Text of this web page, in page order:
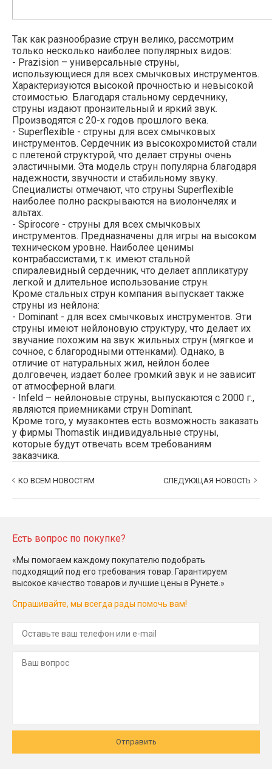
Так как разнообразие струн велико, рассмотрим
только несколько наиболее популярных видов:
- Prazision – универсальные струны,
использующиеся для всех смычковых инструментов.
Характеризуются высокой прочностью и невысокой
стоимостью. Благодаря стальному сердечнику,
струны издают пронзительный и яркий звук.
Производятся с 20-х годов прошлого века.
- Superflexible - струны для всех смычковых
инструментов. Сердечник из высокохромистой стали
с плетеной структурой, что делает струны очень
эластичными. Эта модель струн популярна благодаря
надежности, звучности и стабильному звуку.
Специалисты отмечают, что струны Superflexible
наиболее полно раскрываются на виолончелях и
альтах.
- Spirоcore - струны для всех смычковых
инструментов. Предназначены для игры на высоком
техническом уровне. Наиболее ценимы
контрабассистами, т.к. имеют стальной
спиралевидный сердечник, что делает аппликатуру
легкой и длительное использование струн.
Кроме стальных струн компания выпускает также
струны из нейлона:
- Dominant - для всех смычковых инструментов. Эти
струны имеют нейлоновую структуру, что делает их
звучание похожим на звук жильных струн (мягкое и
сочное, с благородными оттенками). Однако, в
отличие от натуральных жил, нейлон более
долговечен, издает более громкий звук и не зависит
от атмосферной влаги.
- Infeld – нейлоновые струны, выпускаются с 2000 г.,
являются приемниками струн Dominant.
Кроме того, у музаконтев есть возможность заказать
у фирмы Thomastik индивидуальные струны,
которые будут отвечать всем требованиям
заказчика.
КО ВСЕМ НОВОСТЯМ СЛЕДУЮЩАЯ НОВОСТЬ
Есть вопрос по покупке?
«Мы помогаем каждому покупателю подобрать
подходящий под его требования товар. Гарантируем
высокое качество товаров и лучшие цены в Рунете.»
Спрашивайте, мы всегда рады помочь вам!
Отправить